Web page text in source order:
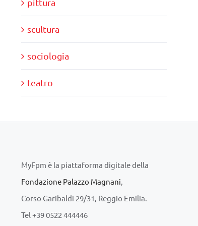
scultura
sociologia
teatro
MyFpm è la piattaforma digitale della
Fondazione Palazzo Magnani
Corso Garibaldi 29/31, Reggio Emilia.
Tel +39 0522 444446